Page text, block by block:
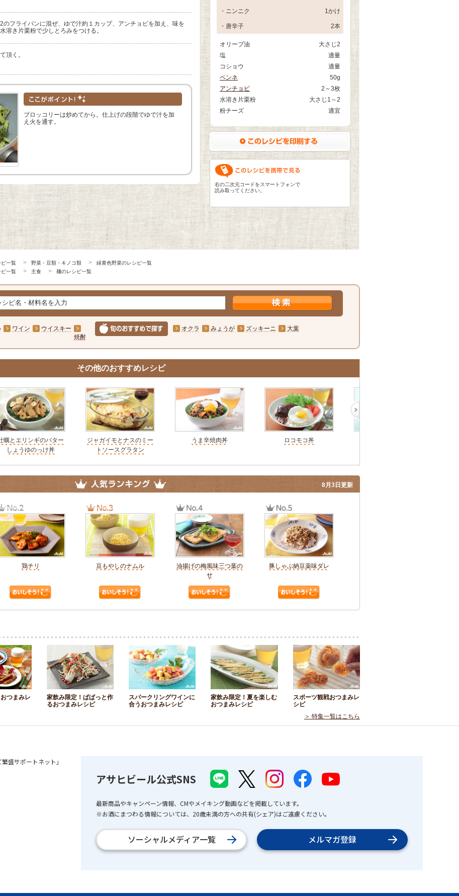
のフライパンに混ぜ、ゆで汁約１カップ、アンチョビを加え、味を
溶き片栗粉で少しとろみをつける。
頂く。
ブロッコリーは炒めてから。仕上げの段階でゆで汁を加
え火を通す。
・ニンニク 1かけ
・唐辛子 2本
オリーブ油
大さじ2
塩
適量
コショウ
適量
ペンネ
50g
アンチョビ
2～3枚
水溶き片栗粉
大さじ1～2
粉チーズ
適宜
右の二次元コードをスマートフォンで
読み取ってください。
ピ一覧 野菜・豆類・キノコ類
緑黄色野菜のレシピ一覧
ピ一覧 主食 麺のレシピ一覧
ワイン
ウイスキー
焼酎
オクラ みょうが ズッキーニ 大葉
その他のおすすめレシピ
蠣とエリンギのバター
しょうゆのっけ丼
ジャガイモとナスのミー
トソースグラタン
うま辛焼肉丼 ロコモコ丼
鶏チリ 豆もやしのナムル
油揚げの梅風味三つ葉の
せ
豚しゃぶ納豆薬味ダレ
8月3日更新
つまみレ
家飲み限定！ぱぱっと作
るおつまみレシピ
スパークリングワインに
合うおつまみレシピ
家飲み限定！夏を楽しむ
おつまみレシピ
スポーツ観戦おつまみレ
シピ
＞ 特集一覧はこちら
盛サポートネット」
アサヒビール公式SNS
最新商品やキャンペーン情報、CMやメイキング動画などを掲載しています。
※お酒にまつわる情報については、20歳未満の方への共有(シェア)はご遠慮ください。
ソーシャルメディア一覧 メルマガ登録